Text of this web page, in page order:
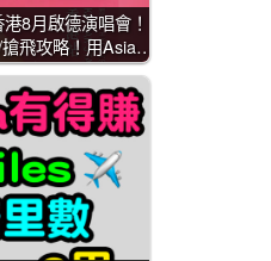
8月啟德演唱會！
飛攻略！用Asia…